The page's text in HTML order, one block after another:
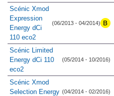
Scénic Xmod
Expression
Energy dCi
110 eco2
(06/2013 - 04/2014)
Scénic Limited
Energy dCi 110
eco2
(05/2014 - 10/2016)
Scénic Xmod
Selection Energy (04/2014 - 02/2016)